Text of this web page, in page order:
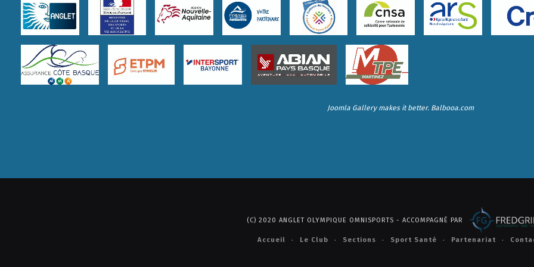
Joomla Gallerymakes it better. Balbooa.com
(C) 2020 ANGLET OLYMPIQUE OMNISPORTS - ACCOMPAGNÉ PAR
Accueil Le Club Sections Sport Santé Partenariat